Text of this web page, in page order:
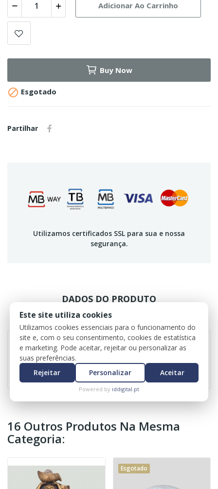
Adicionar Ao Carrinho
Buy Now
 Esgotado
Partilhar
Utilizamos certificados SSL para sua e nossa
segurança.
DADOS DO PRODUTO
REVIEWS
Referência 1006
16 Outros Produtos Na Mesma
Categoria:
Esgotado
Este site utiliza cookies
Utilizamos cookies essenciais para o funcionamento do
site e, com o seu consentimento, cookies de estatística
e marketing. Pode aceitar, rejeitar ou personalizar as
suas preferências.
Rejeitar
Personalizar Aceitar
Powered by iddigital.pt